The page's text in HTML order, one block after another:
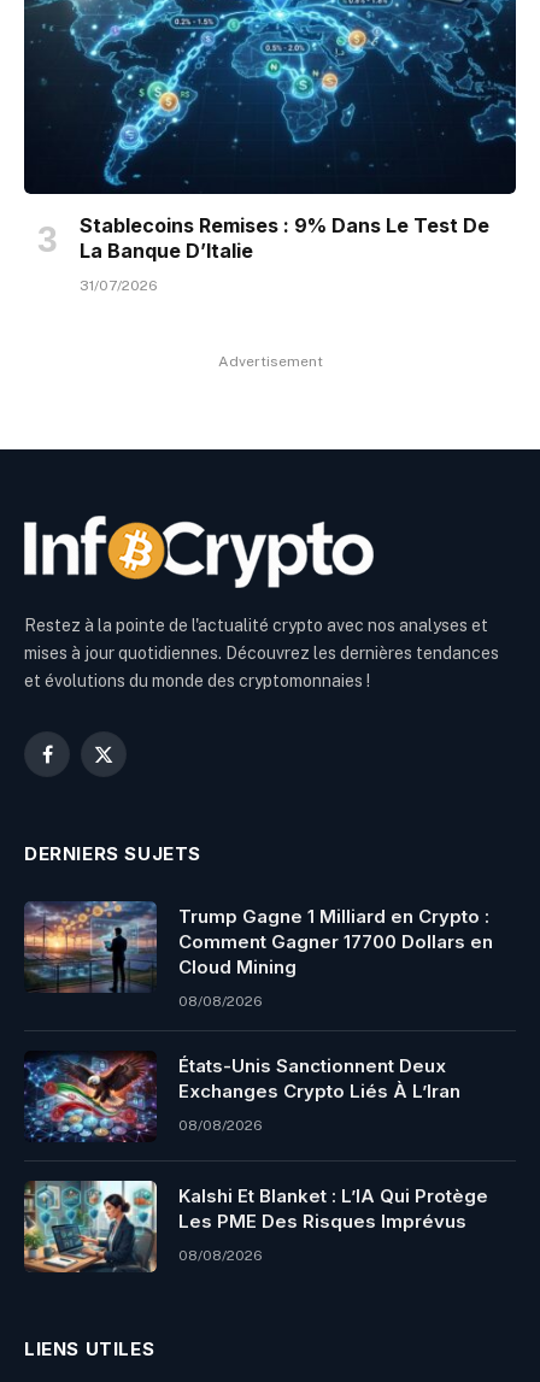
Stablecoins Remises : 9% Dans Le Test De
La Banque D’Italie
31/07/2026
Advertisement
Restez à la pointe de l'actualité crypto avec nos analyses et
mises à jour quotidiennes. Découvrez les dernières tendances
et évolutions du monde des cryptomonnaies !
Facebook
X
DERNIERS SUJETS
Trump Gagne 1 Milliard en Crypto :
Comment Gagner 17700 Dollars en
Cloud Mining
08/08/2026
États-Unis Sanctionnent Deux
Exchanges Crypto Liés À L’Iran
08/08/2026
Kalshi Et Blanket : L’IA Qui Protège
Les PME Des Risques Imprévus
08/08/2026
LIENS UTILES